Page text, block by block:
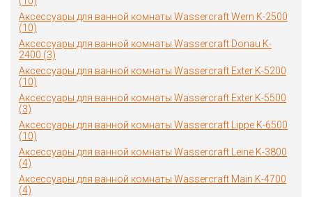
Аксессуары для ванной комнаты Wassercraft Wern K-2500
(10)
Аксессуары для ванной комнаты Wassercraft Donau K-
2400 (3)
Аксессуары для ванной комнаты Wassercraft Exter K-5200
(10)
Аксессуары для ванной комнаты Wassercraft Exter K-5500
(3)
Аксессуары для ванной комнаты Wassercraft Lippe K-6500
(10)
Аксессуары для ванной комнаты Wassercraft Leine K-3800
(4)
Аксессуары для ванной комнаты Wassercraft Main K-4700
(4)